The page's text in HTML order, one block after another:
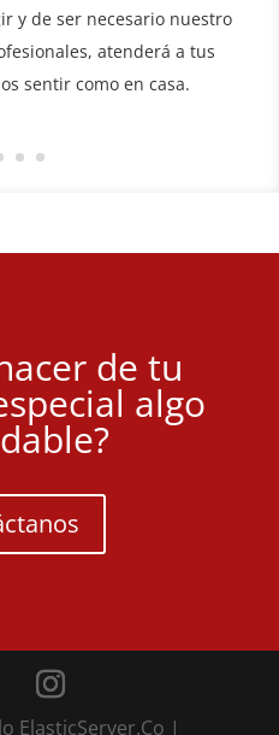
y de ser necesario nuestro
atenderá a tus
sentir como en casa.
de tu
algo
ElasticServer.Co |